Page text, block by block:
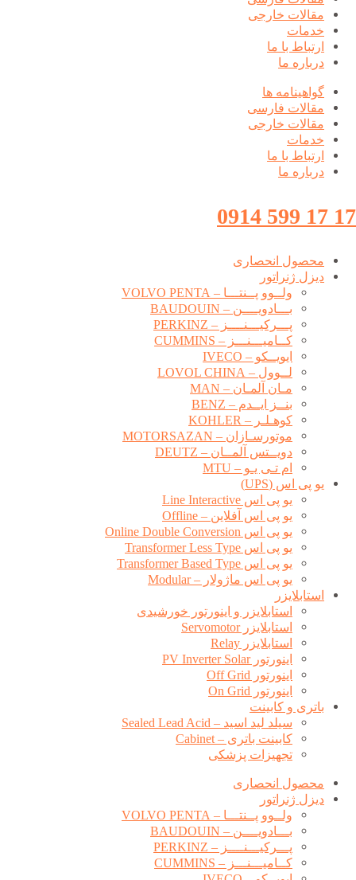
مقالات خارجی
خدمات
ارتباط با ما
درباره ما
گواهینامه ها
مقالات فارسی
مقالات خارجی
خدمات
ارتباط با ما
درباره ما
17 17 599 0914
محصول انحصاری
دیزل ژنراتور
ولــوو پــنتـــا – VOLVO PENTA
بـــادویــــن – BAUDOUIN
پـــرکیـــنــــز – PERKINZ
کــامیـــنـــز – CUMMINS
ایویــکو – IVECO
لــوول – LOVOL CHINA
مـان آلمـان – MAN
بنــز ایــدم – BENZ
کوهـلـر – KOHLER
موتورسـازان – MOTORSAZAN
دویــتس آلمــان – DEUTZ
ام تـی یـو – MTU
یو پی اس (UPS)
یو پی اس Line Interactive
یو پی اس آفلاین – Offline
یو پی اس Online Double Conversion
یو پی اس Transformer Less Type
یو پی اس Transformer Based Type
یو پی اس ماژولار – Modular
استابلایزر
استابلایزر و اینورتور خورشیدی
استابلایزر Servomotor
استابلایزر Relay
اینورتور PV Inverter Solar
اینورتور Off Grid
اینورتور On Grid
باتری و کابینت
سیلد لید اسید – Sealed Lead Acid
کابینت باتری – Cabinet
تجهیزات پزشکی
محصول انحصاری
دیزل ژنراتور
ولــوو پــنتـــا – VOLVO PENTA
بـــادویــــن – BAUDOUIN
پـــرکیـــنــــز – PERKINZ
کــامیـــنـــز – CUMMINS